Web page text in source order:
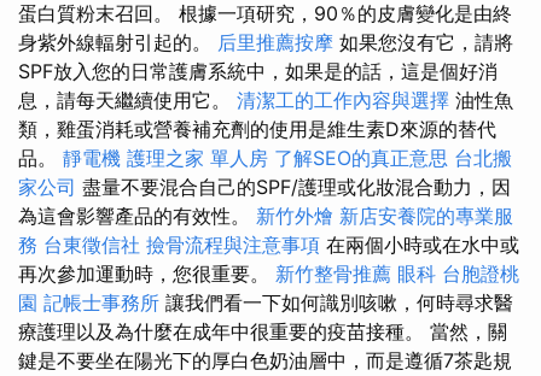
蛋白質粉末召回。 根據一項研究，90％的皮膚變化是由終
身紫外線輻射引起的。 后里推薦按摩 如果您沒有它，請將
SPF放入您的日常護膚系統中，如果是的話，這是個好消
息，請每天繼續使用它。 清潔工的工作內容與選擇 油性魚
類，雞蛋消耗或營養補充劑的使用是維生素D來源的替代
品。 靜電機 護理之家 單人房 了解SEO的真正意思 台北搬
家公司 盡量不要混合自己的SPF/護理或化妝混合動力，因
為這會影響產品的有效性。 新竹外燴 新店安養院的專業服
務 台東徵信社 撿骨流程與注意事項 在兩個小時或在水中或
再次參加運動時，您很重要。 新竹整骨推薦 眼科 台胞證桃
園 記帳士事務所 讓我們看一下如何識別咳嗽，何時尋求醫
療護理以及為什麼在成年中很重要的疫苗接種。 當然，關
鍵是不要坐在陽光下的厚白色奶油層中，而是遵循7茶匙規